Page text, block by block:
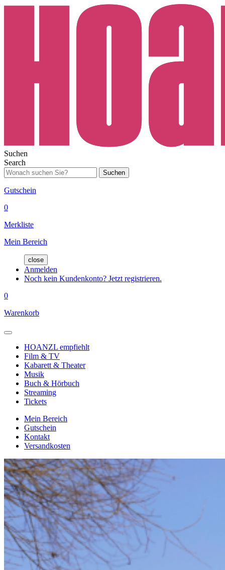
Suchen
Search
Suchen
Gutschein
0
Merkliste
Mein Bereich
close
Anmelden
Noch kein Kundenkonto? Jetzt registrieren.
0
Warenkorb
HOANZL empfiehlt
Film & TV
Kabarett & Theater
Musik
Buch & Hörbuch
Streaming
Tickets
Mein Bereich
Gutschein
Kontakt
Versandkosten